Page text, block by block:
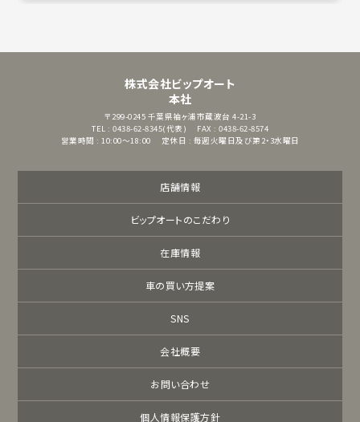
株式会社ビップオート
本社
〒299-0245 千葉県袖ヶ浦市蔵波台 4-21-3
TEL : 0438-62-8345(代表)
FAX : 0438-62-8574
営業時間 : 10:00～18:00
定休日 : 毎週火曜日及び第2・3水曜日
店舗情報
ビップオートのこだわり
在庫情報
車の買い方提案
SNS
会社概要
お問い合わせ
個人情報保護方針